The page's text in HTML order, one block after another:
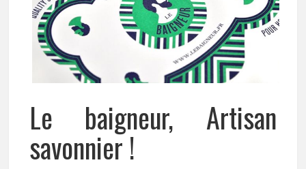
Le baigneur, Artisan
savonnier !